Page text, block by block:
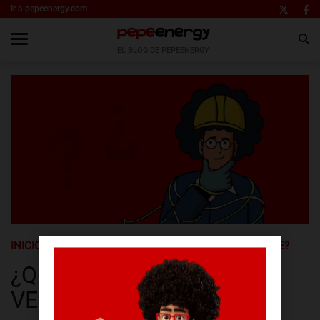
Ir a pepeenergy.com
INICIO GLOSARIO ¿QUÉ ES EL HIDRÓGENO VERDE?
¿QUÉ ES EL HIDRÓGENO
VERDE?